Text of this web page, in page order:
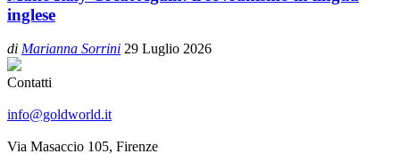
inglese
di Marianna Sorrini 29 Luglio 2026
Contatti
info@goldworld.it
Via Masaccio 105, Firenze